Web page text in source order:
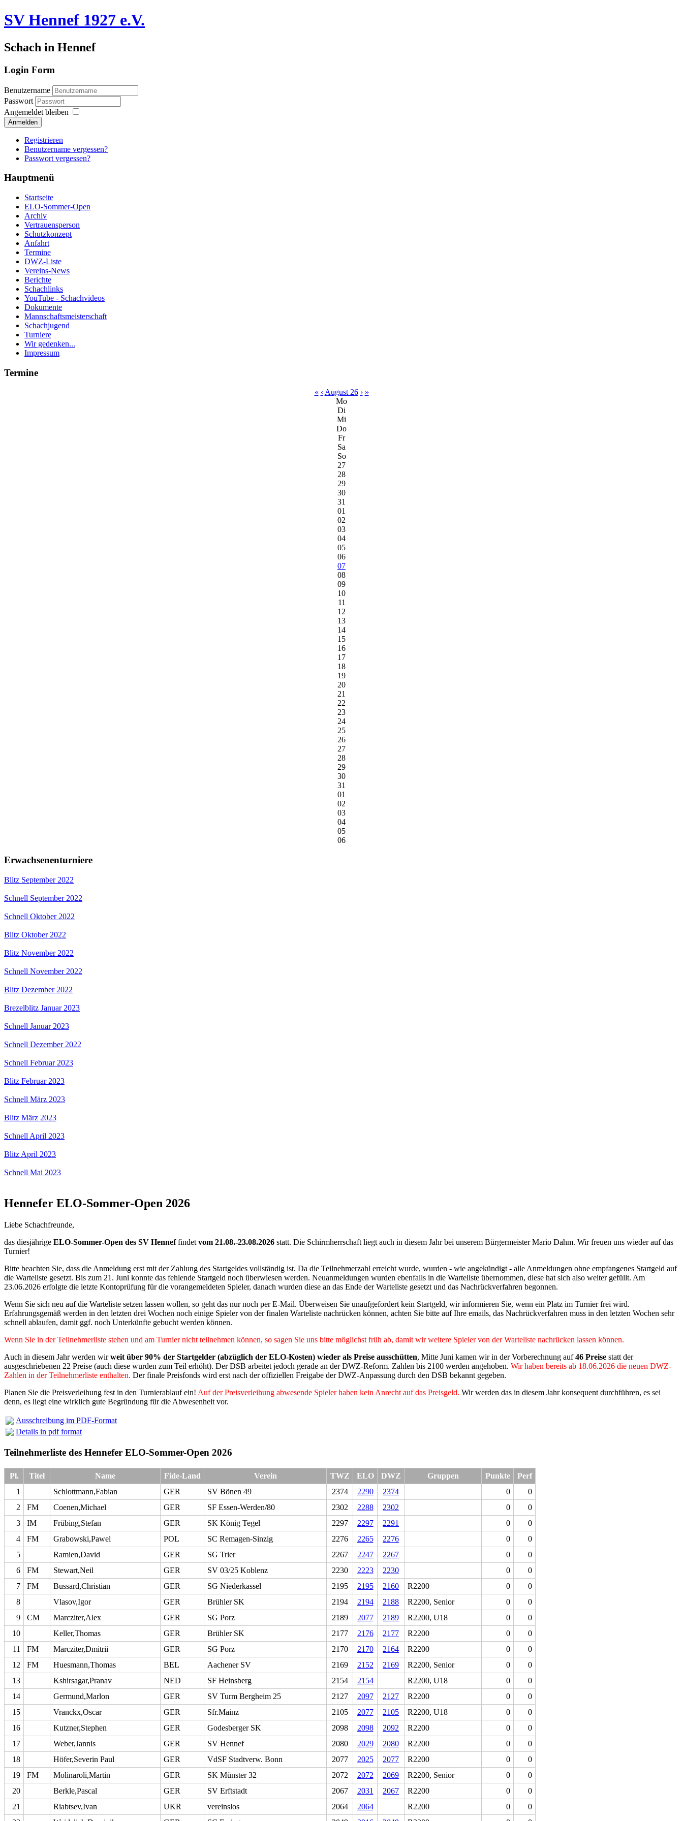
SV Hennef 1927 e.V.
Schach in Hennef
Login Form
Benutzername
Passwort
Angemeldet bleiben
Anmelden
Registrieren
Benutzername vergessen?
Passwort vergessen?
Hauptmenü
Startseite
ELO-Sommer-Open
Archiv
Vertrauensperson
Schutzkonzept
Anfahrt
Termine
DWZ-Liste
Vereins-News
Berichte
Schachlinks
YouTube - Schachvideos
Dokumente
Mannschaftsmeisterschaft
Schachjugend
Turniere
Wir gedenken...
Impressum
Termine
« ‹ August 26 › »
Mo
Di
Mi
Do
Fr
Sa
So
27
28
29
30
31
01
02
03
04
05
06
07
08
09
10
11
12
13
14
15
16
17
18
19
20
21
22
23
24
25
26
27
28
29
30
31
01
02
03
04
05
06
Erwachsenenturniere
Blitz September 2022
Schnell September 2022
Schnell Oktober 2022
Blitz Oktober 2022
Blitz November 2022
Schnell November 2022
Blitz Dezember 2022
Brezelblitz Januar 2023
Schnell Januar 2023
Schnell Dezember 2022
Schnell Februar 2023
Blitz Februar 2023
Schnell März 2023
Blitz März 2023
Schnell April 2023
Blitz April 2023
Schnell Mai 2023
Hennefer ELO-Sommer-Open 2026
Liebe Schachfreunde,
das diesjährige ELO-Sommer-Open des SV Henneffindet vom 21.08.-23.08.2026 statt. Die Schirmherrschaft liegt auch in diesem Jahr bei unserem Bürgermeister Mario Dahm. Wir freuen uns wieder auf das
Turnier!
Bitte beachten Sie, dass die Anmeldung erst mit der Zahlung des Startgeldes vollständig ist. Da die Teilnehmerzahl erreicht wurde, wurden - wie angekündigt - alle Anmeldungen ohne empfangenes Startgeld auf
die Warteliste gesetzt. Bis zum 21. Juni konnte das fehlende Startgeld noch überwiesen werden. Neuanmeldungen wurden ebenfalls in die Warteliste übernommen, diese hat sich also weiter gefüllt. Am
23.06.2026 erfolgte die letzte Kontoprüfung für die vorangemeldeten Spieler, danach wurden diese an das Ende der Warteliste gesetzt und das Nachrückverfahren begonnen.
Wenn Sie sich neu auf die Warteliste setzen lassen wollen, so geht das nur noch per E-Mail. Überweisen Sie unaufgefordert kein Startgeld, wir informieren Sie, wenn ein Platz im Turnier frei wird.
Erfahrungsgemäß werden in den letzten drei Wochen noch einige Spieler von der finalen Warteliste nachrücken können, achten Sie bitte auf Ihre emails, das Nachrückverfahren muss in den letzten Wochen sehr
schnell ablaufen, damit ggf. noch Unterkünfte gebucht werden können.
Wenn Sie in der Teilnehmerliste stehen und am Turnier nicht teilnehmen können, so sagen Sie uns bitte möglichst früh ab, damit wir weitere Spieler von der Warteliste nachrücken lassen können.
Auch in diesem Jahr werden wirweit über 90% der Startgelder (abzüglich der ELO-Kosten) wieder als Preise ausschütten, Mitte Juni kamen wir in der Vorberechnung auf46 Preise statt der
ausgeschriebenen 22 Preise (auch diese wurden zum Teil erhöht). Der DSB arbeitet jedoch gerade an der DWZ-Reform. Zahlen bis 2100 werden angehoben. Wir haben bereits ab 18.06.2026 die neuen DWZ-
Zahlen in der Teilnehmerliste enthalten. Der finale Preisfonds wird erst nach der offiziellen Freigabe der DWZ-Anpassung durch den DSB bekannt gegeben.
Planen Sie die Preisverleihung fest in den Turnierablauf ein! Auf der Preisverleihung abwesende Spieler haben kein Anrecht auf das Preisgeld. Wir werden das in diesem Jahr konsequent durchführen, es sei
denn, es liegt eine wirklich gute Begründung für die Abwesenheit vor.
Ausschreibung im PDF-Format
Details in pdf format
Teilnehmerliste des Hennefer ELO-Sommer-Open 2026
Pl. Titel Name Fide-Land Verein TWZ ELO DWZ Gruppen Punkte
Perf
1
Schlottmann,Fabian GER SV Bönen 49 2374 2290 2374 0
0
2
FM Coenen,Michael GER SF Essen-Werden/80 2302 2288 2302 0
0
3
IM Frübing,Stefan GER SK König Tegel 2297 2297 2291 0
0
4
FM Grabowski,Pawel POL SC Remagen-Sinzig 2276 2265 2276 0
0
5
Ramien,David GER SG Trier 2267 2247 2267 0
0
6
FM Stewart,Neil GER SV 03/25 Koblenz 2230 2223 2230 0
0
7
FM Bussard,Christian GER SG Niederkassel 2195 2195 2160 R2200 0
0
8
Vlasov,Igor GER Brühler SK 2194 2194 2188 R2200, Senior 0
0
9
CM Marcziter,Alex GER SG Porz 2189 2077 2189 R2200, U18 0
0
10
Keller,Thomas GER Brühler SK 2177 2176 2177 R2200 0
0
11
FM Marcziter,Dmitrii GER SG Porz 2170 2170 2164 R2200 0
0
12
FM Huesmann,Thomas BEL Aachener SV 2169 2152 2169 R2200, Senior 0
0
13
Kshirsagar,Pranav NED SF Heinsberg 2154 2154 R2200, U18 0
0
14
Germund,Marlon GER SV Turm Bergheim 25 2127 2097 2127 R2200 0
0
15
Vranckx,Oscar GER Sfr.Mainz 2105 2077 2105 R2200, U18 0
0
16
Kutzner,Stephen GER Godesberger SK 2098 2098 2092 R2200 0
0
17
Weber,Jannis GER SV Hennef 2080 2029 2080 R2200 0
0
18
Höfer,Severin Paul GER VdSF Stadtverw. Bonn 2077 2025 2077 R2200 0
0
19
FM Molinaroli,Martin GER SK Münster 32 2072 2072 2069 R2200, Senior 0
0
20
Berkle,Pascal GER SV Erftstadt 2067 2031 2067 R2200 0
0
21
Riabtsev,Ivan UKR vereinslos 2064 2064 R2200 0
0